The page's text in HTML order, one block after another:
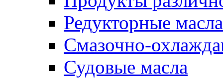
Редукторные масла
Смазочно-
Судовые масла